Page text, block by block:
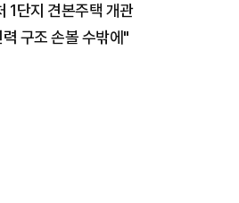
1단지 견본주택 개관
구조 손볼 수밖에"